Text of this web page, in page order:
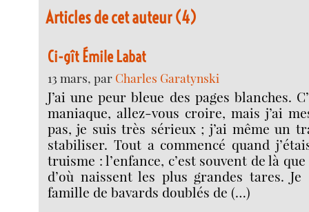
Articles de cet auteur (4)
Ci-gît Émile Labat
13 mars, par Charles Garatynski
J’ai une peur bleue des pages blanches.
maniaque, allez-vous croire, mais j’ai
pas, je suis très sérieux ; j’ai même un
stabiliser. Tout a commencé quand
truisme : l’enfance, c’est souvent de là
d’où naissent les plus grandes tares.
famille de bavards doublés de (…)